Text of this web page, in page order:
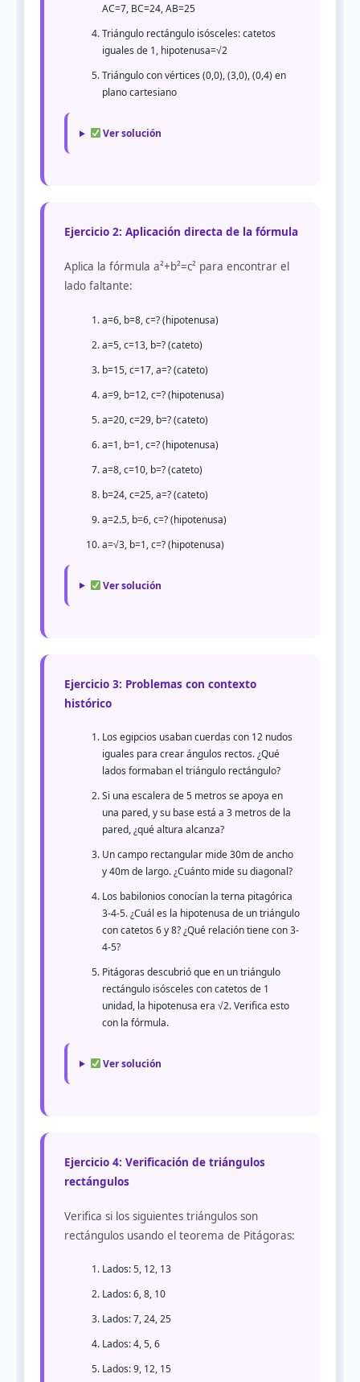
AC=7, BC=24, AB=25
Triángulo rectángulo isósceles: catetos
iguales de 1, hipotenusa=√2
Triángulo con vértices (0,0), (3,0), (0,4) en
plano cartesiano
Ver solución
Ejercicio 2: Aplicación directa de la fórmula
Aplica la fórmula a²+b²=c² para encontrar el
lado faltante:
a=6, b=8, c=? (hipotenusa)
a=5, c=13, b=? (cateto)
b=15, c=17, a=? (cateto)
a=9, b=12, c=? (hipotenusa)
a=20, c=29, b=? (cateto)
a=1, b=1, c=? (hipotenusa)
a=8, c=10, b=? (cateto)
b=24, c=25, a=? (cateto)
a=2.5, b=6, c=? (hipotenusa)
a=√3, b=1, c=? (hipotenusa)
Ver solución
Ejercicio 3: Problemas con contexto
histórico
Los egipcios usaban cuerdas con 12 nudos
iguales para crear ángulos rectos. ¿Qué
lados formaban el triángulo rectángulo?
Si una escalera de 5 metros se apoya en
una pared, y su base está a 3 metros de la
pared, ¿qué altura alcanza?
Un campo rectangular mide 30m de ancho
y 40m de largo. ¿Cuánto mide su diagonal?
Los babilonios conocían la terna pitagórica
3-4-5. ¿Cuál es la hipotenusa de un triángulo
con catetos 6 y 8? ¿Qué relación tiene con 3-
4-5?
Pitágoras descubrió que en un triángulo
rectángulo isósceles con catetos de 1
unidad, la hipotenusa era √2. Verifica esto
con la fórmula.
Ver solución
Ejercicio 4: Verificación de triángulos
rectángulos
Verifica si los siguientes triángulos son
rectángulos usando el teorema de Pitágoras:
Lados: 5, 12, 13
Lados: 6, 8, 10
Lados: 7, 24, 25
Lados: 4, 5, 6
Lados: 9, 12, 15